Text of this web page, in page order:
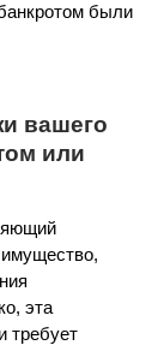
были
вашего
или
эта
требует